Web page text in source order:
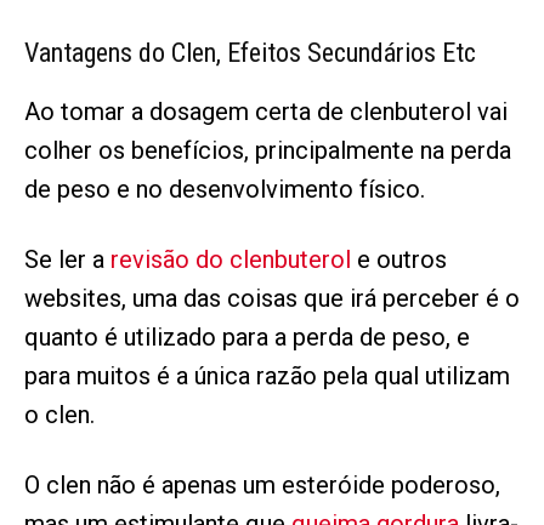
Vantagens do Clen, Efeitos Secundários Etc
Ao tomar a dosagem certa de clenbuterol vai
colher os benefícios, principalmente na perda
de peso e no desenvolvimento físico.
Se ler a revisão do clenbuterol e outros
websites, uma das coisas que irá perceber é o
quanto é utilizado para a perda de peso, e
para muitos é a única razão pela qual utilizam
o clen.
O clen não é apenas um esteróide poderoso,